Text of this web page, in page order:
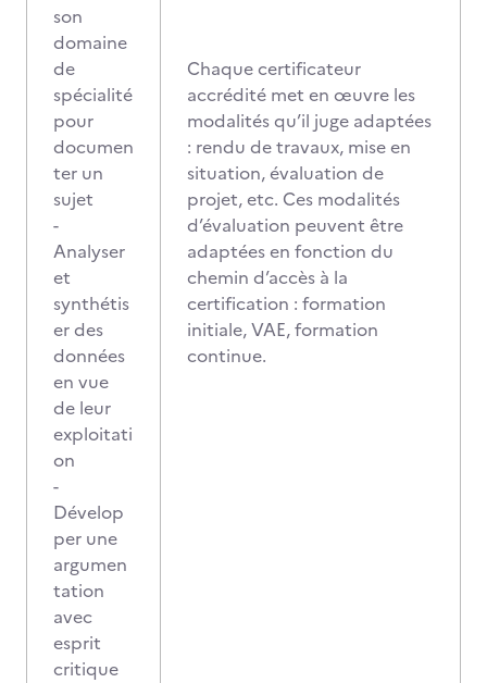
son
domaine
de
spécialité
pour
documen
ter un
sujet
-
Analyser
et
synthétis
er des
données
en vue
de leur
exploitati
on
-
Dévelop
per une
argumen
tation
avec
esprit
critique
Chaque certificateur
accrédité met en œuvre les
modalités qu’il juge adaptées
: rendu de travaux, mise en
situation, évaluation de
projet, etc. Ces modalités
d’évaluation peuvent être
adaptées en fonction du
chemin d’accès à la
certification : formation
initiale, VAE, formation
continue.